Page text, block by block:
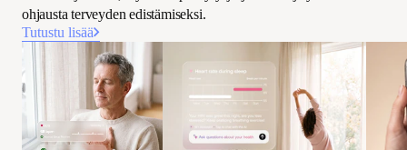
ohjausta terveyden edistämiseksi.
Tutustu lisää